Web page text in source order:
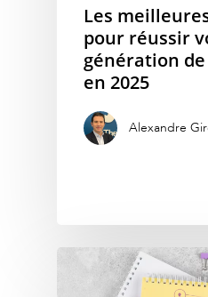
Les
pour réussir
génération de
en 2025
Alexandre